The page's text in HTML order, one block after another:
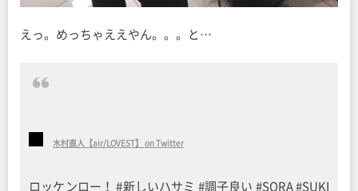
えっ。めっちゃええやん。。。と…
木村直人【air/LOVEST】 on Twitter
ロッケンロー！ #新しいハサミ #調子良い #SORA #SUKI